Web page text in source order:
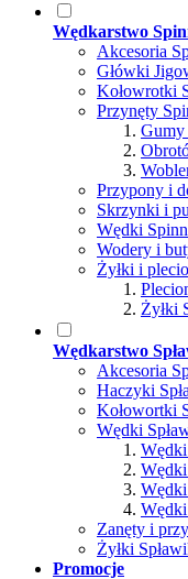
Wędkarstwo
Akcesoria
Główki
Kołowrotki
Przynęty
Gumy
Przypony i
Skrzynki i
Wędki
Wodery i
Żyłki i
Żyłki
Wędkarstwo
Akcesoria
Haczyki
Kołowortki
Wędki
Zanęty i
Żyłki
Promocje